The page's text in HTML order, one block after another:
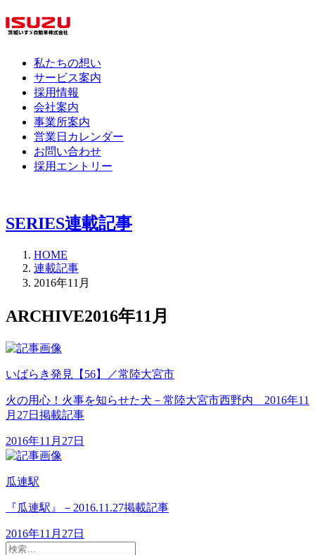
私たちの想い
サービス案内
採用情報
会社案内
事業所案内
営業日カレンダー
お問い合わせ
採用エントリー
SERIES連載記事
HOME
連載記事
2016年11月
ARCHIVE2016年11月
いばらき発見【56】／常陸大宮市
火の用心！火事を知らせた犬－常陸大宮市西野内 2016年11
月27日掲載記事
2016年11月27日
瓜連駅
『瓜連駅』－2016.11.27掲載記事
2016年11月27日
検